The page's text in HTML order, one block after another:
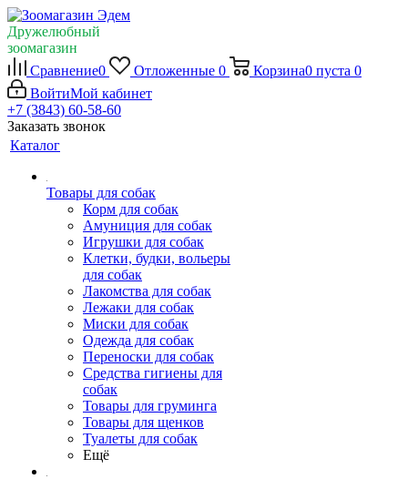
Дружелюбный
зоомагазин
Сравнение0 Отложенные 0 Корзина0 пуста 0
ВойтиМой кабинет
+7 (3843) 60-58-60
Заказать звонок
Каталог
Товары для собак
Корм для собак
Амуниция для собак
Игрушки для собак
Клетки, будки, вольеры
для собак
Лакомства для собак
Лежаки для собак
Миски для собак
Одежда для собак
Переноски для собак
Средства гигиены для
собак
Товары для груминга
Товары для щенков
Туалеты для собак
Ещё